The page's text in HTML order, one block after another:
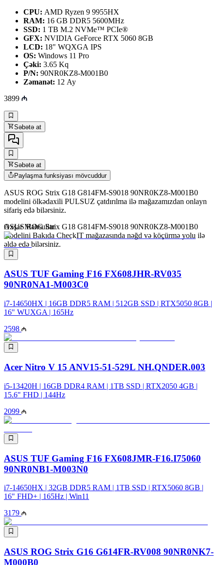
CPU: AMD Ryzen 9 9955HX
RAM: 16 GB DDR5 5600MHz
SSD: 1 TB M.2 NVMe™ PCIe®
GFX: NVIDIA GeForce RTX 5060 8GB
LCD: 18" WQXGA IPS
OS: Windows 11 Pro
Çəki: 3.65 Kq
P/N: 90NR0KZ8-M001B0
Zəmanət: 12 Ay
3899
Səbətə at
Səbətə at
Paylaşma funksiyası mövcuddur
ASUS ROG Strix G18 G814FM-S9018 90NR0KZ8-M001B0
modelini ölkədaxili PULSUZ çatdırılma ilə mağazamızdan onlayn
sifariş edə bilərsiniz.
ASUS ROG Strix G18 G814FM-S9018 90NR0KZ8-M001B0
modelini Bakıda CheckIT mağazasında nəğd və köçürmə yolu ilə
əldə edə bilərsiniz.
Oxşar Məhsullar
ASUS TUF Gaming F16 FX608JHR-RV035
90NR0NA1-M003C0
i7-14650HX | 16GB DDR5 RAM | 512GB SSD | RTX5050 8GB |
16" WUXGA | 165Hz
2598
Acer Nitro V 15 ANV15-51-529L NH.QNDER.003
i5-13420H | 16GB DDR4 RAM | 1TB SSD | RTX2050 4GB |
15.6" FHD | 144Hz
2099
ASUS TUF Gaming F16 FX608JMR-F16.I75060
90NR0NB1-M003N0
i7-14650HX | 32GB DDR5 RAM | 1TB SSD | RTX5060 8GB |
16" FHD+ | 165Hz | Win11
3179
ASUS ROG Strix G16 G614FR-RV008 90NR0NK7-
M000B0